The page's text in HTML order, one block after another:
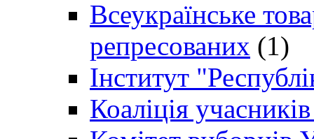
Всеукраїнське
репресованих (1)
Інститут
Коаліція